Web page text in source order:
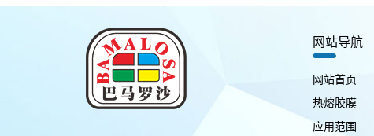
网站导航
网站首页
热熔胶膜
应用范围